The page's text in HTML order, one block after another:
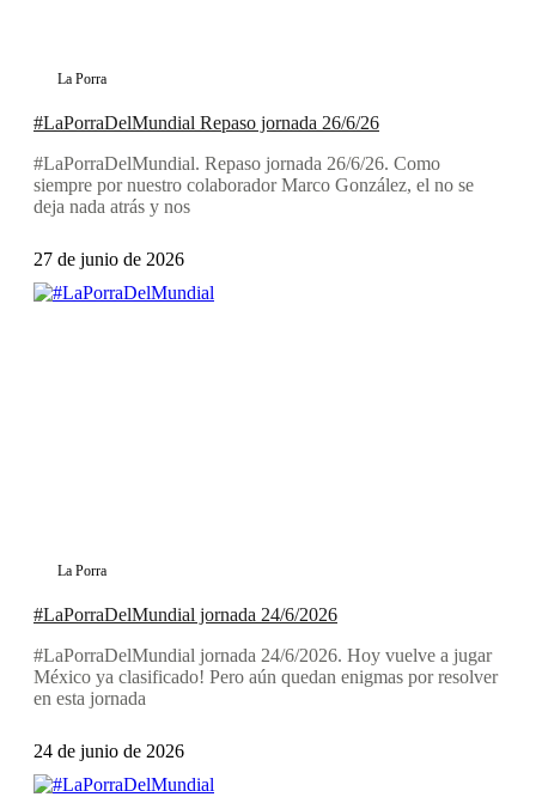
La Porra
#LaPorraDelMundial Repaso jornada 26/6/26
#LaPorraDelMundial. Repaso jornada 26/6/26. Como
siempre por nuestro colaborador Marco González, el no se
deja nada atrás y nos
27 de junio de 2026
La Porra
#LaPorraDelMundial jornada 24/6/2026
#LaPorraDelMundial jornada 24/6/2026. Hoy vuelve a jugar
México ya clasificado! Pero aún quedan enigmas por resolver
en esta jornada
24 de junio de 2026